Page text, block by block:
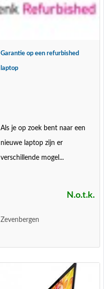
Garantie op een refurbished
laptop
Als je op zoek bent naar een
nieuwe laptop zijn er
verschillende mogel...
N.o.t.k.
Zevenbergen